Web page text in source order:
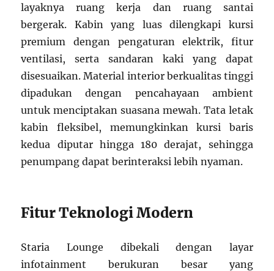
layaknya ruang kerja dan ruang santai
bergerak. Kabin yang luas dilengkapi kursi
premium dengan pengaturan elektrik, fitur
ventilasi, serta sandaran kaki yang dapat
disesuaikan. Material interior berkualitas tinggi
dipadukan dengan pencahayaan ambient
untuk menciptakan suasana mewah. Tata letak
kabin fleksibel, memungkinkan kursi baris
kedua diputar hingga 180 derajat, sehingga
penumpang dapat berinteraksi lebih nyaman.
Fitur Teknologi Modern
Staria Lounge dibekali dengan layar
infotainment berukuran besar yang